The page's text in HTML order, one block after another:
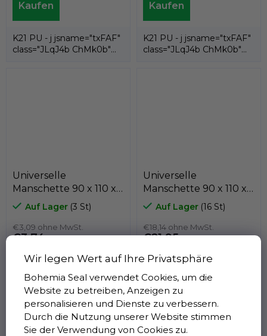
Wir legen Wert auf Ihre Privatsphäre
Bohemia Seal verwendet Cookies, um die
Website zu betreiben, Anzeigen zu
personalisieren und Dienste zu verbessern.
Durch die Nutzung unserer Website stimmen
Sie der Verwendung von Cookies zu.
K21 PU - j jsname="txFAF"
class="JLqJ4b ChMk0b"
K21 PU - j jsname="txFAF"
class="JLqJ4b ChMk0b"
Universelle
Manschette 90 x 110 x
15 K21-090/4 PU ,
Auf Lager (3 St)
€3,09 ohne MwSt.
€3,74
K21 PU - j jsname="txFAF"
class="JLqJ4b ChMk0b"
jscontroller=" Zl5N8">es ist
eine...
Universelle
Manschette 90 x 110 x
13 UNP PU, NAK
Auf Lager (16 St)
€18,14 ohne MwSt.
€21,95
Universelle
Dichtungsmanschette mit
symmetrischen Lamellen,
die sowohl für Kolben-...